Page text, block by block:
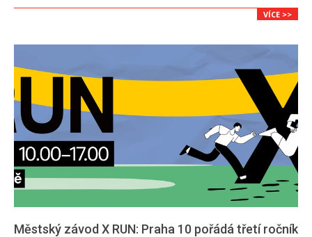
VÍCE >>
Městský závod X RUN: Praha 10 pořádá třetí ročník